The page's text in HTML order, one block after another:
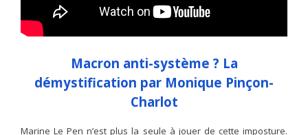
Macron anti-système ? La
démystification par Monique Pinçon-
Charlot
Marine Le Pen n’est plus la seule à jouer de cette imposture.